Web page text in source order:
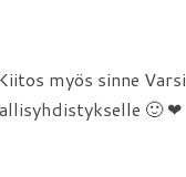
myös sinne
🙂 ❤